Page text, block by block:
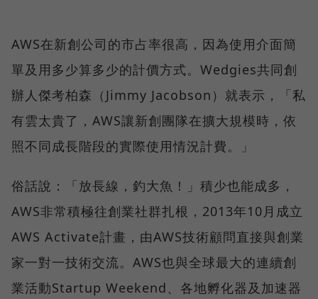
AWS在新創公司的市占率很高，因為使用介面簡
單及用多少算多少的計價方式。Wedgies共同創
辦人傑考柏森（Jimmy Jacobson）就表示，「私
有雲太貴了，AWS讓新創團隊在擴大規模時，依
照不同成長階段的實際使用情況計費。」
俗話說：「放長線，釣大魚！」積少也能成多，
AWS非常積極往創業社群扎根，2013年10月成立
AWS Activate計畫，由AWS技術顧問直接與創業
家一對一技術交流。AWS也與全球最大的連續創
業活動Startup Weekend、各地孵化器及加速器